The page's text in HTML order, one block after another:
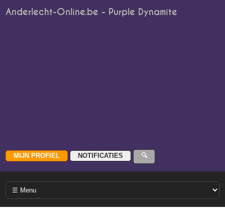
Anderlecht-Online.be - Purple Dynamite